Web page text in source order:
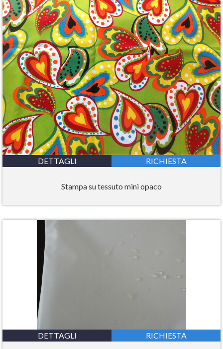
DETTAGLI RICHIESTA
Stampa su tessuto mini opaco
DETTAGLI RICHIESTA